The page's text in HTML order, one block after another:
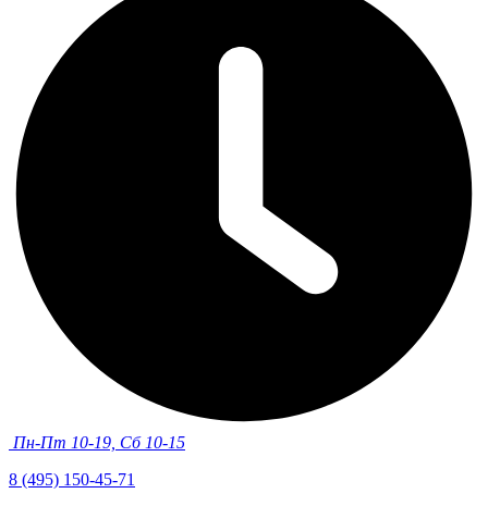
Пн-Пт 10-19, Сб 10-15
8 (495) 150-45-71